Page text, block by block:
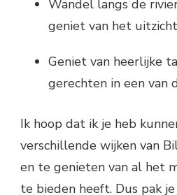
Wandel langs de
geniet van het uitzicht
Geniet van heerlijke
gerechten in een van
Ik hoop dat ik je heb
verschillende wijken van
en te genieten van al het
te bieden heeft. Dus pak